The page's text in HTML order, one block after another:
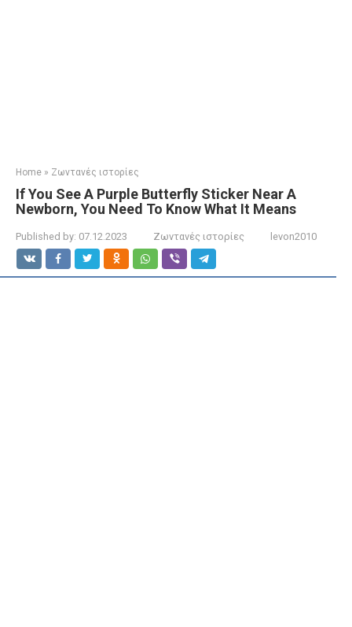
Home » Ζωντανές ιστορίες
If You See A Purple Butterfly Sticker Near A
Newborn, You Need To Know What It Means
Published by: 07.12.2023 Ζωντανές ιστορίες levon2010